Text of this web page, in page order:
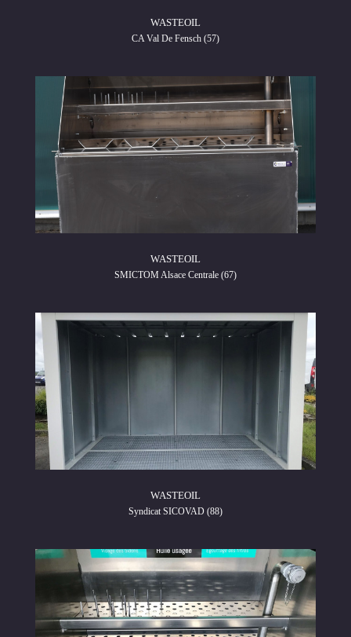
WASTEOIL
CA Val De Fensch (57)
WASTEOIL
SMICTOM Alsace Centrale (67)
WASTEOIL
Syndicat SICOVAD (88)